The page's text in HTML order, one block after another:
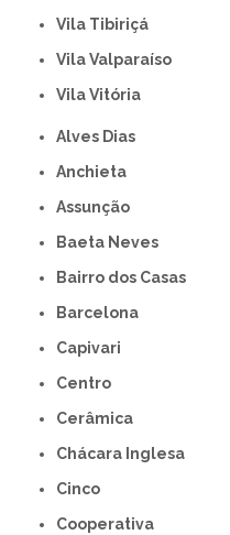
Vila Tibiriçá
Vila Valparaíso
Vila Vitória
Alves Dias
Anchieta
Assunção
Baeta Neves
Bairro dos Casas
Barcelona
Capivari
Centro
Cerâmica
Chácara Inglesa
Cinco
Cooperativa